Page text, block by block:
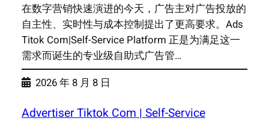
在数字营销快速演进的今天，广告主对广告投放的
自主性、实时性与成本控制提出了更高要求。Ads
Titok Com|Self-Service Platform 正是为满足这一
需求而诞生的专业级自助式广告管…
2026 年 8 月 8 日
Advertiser Tiktok Com | Self-Service